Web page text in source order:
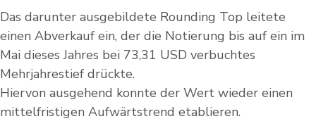
Das darunter ausgebildete Rounding Top leitete
einen Abverkauf ein, der die Notierung bis auf ein im
Mai dieses Jahres bei 73,31 USD verbuchtes
Mehrjahrestief drückte.
Hiervon ausgehend konnte der Wert wieder einen
mittelfristigen Aufwärtstrend etablieren.